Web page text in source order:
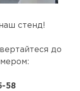
стенд!
до
58